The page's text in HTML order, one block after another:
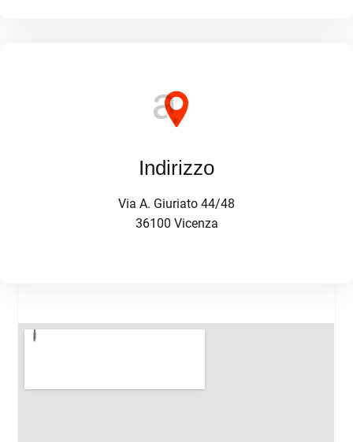
Indirizzo
Via A. Giuriato 44/48
36100 Vicenza